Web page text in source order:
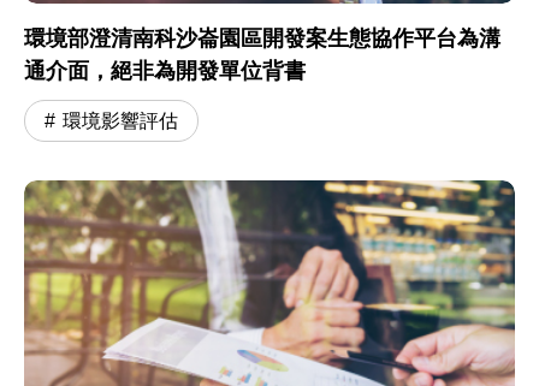
環境部澄清南科沙崙園區開發案生態協作平台為溝
通介面，絕非為開發單位背書
環境影響評估